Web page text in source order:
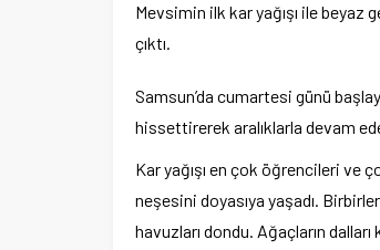
Mevsimin ilk kar yağışı ile
çıktı.
Samsun’da cumartesi günü
hissettirerek aralıklarla devam
Kar yağışı en çok öğrencileri ve
neşesini doyasıya yaşadı.
havuzları dondu. Ağaçların
Ege Üniversitesi